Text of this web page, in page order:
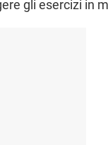
gli esercizi in